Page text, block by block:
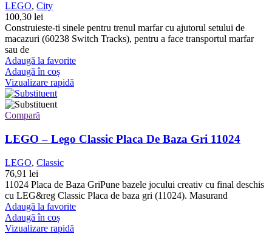
LEGO, City
100,30 lei
Construieste-ti sinele pentru trenul marfar cu ajutorul setului de
macazuri (60238 Switch Tracks), pentru a face transportul marfar
sau de
Adaugă la favorite
Adaugă în coș
Vizualizare rapidă
Compară
LEGO – Lego Classic Placa De Baza Gri 11024
LEGO, Classic
76,91 lei
11024 Placa de Baza GriPune bazele jocului creativ cu final deschis
cu LEG&reg Classic Placa de baza gri (11024). Masurand
Adaugă la favorite
Adaugă în coș
Vizualizare rapidă